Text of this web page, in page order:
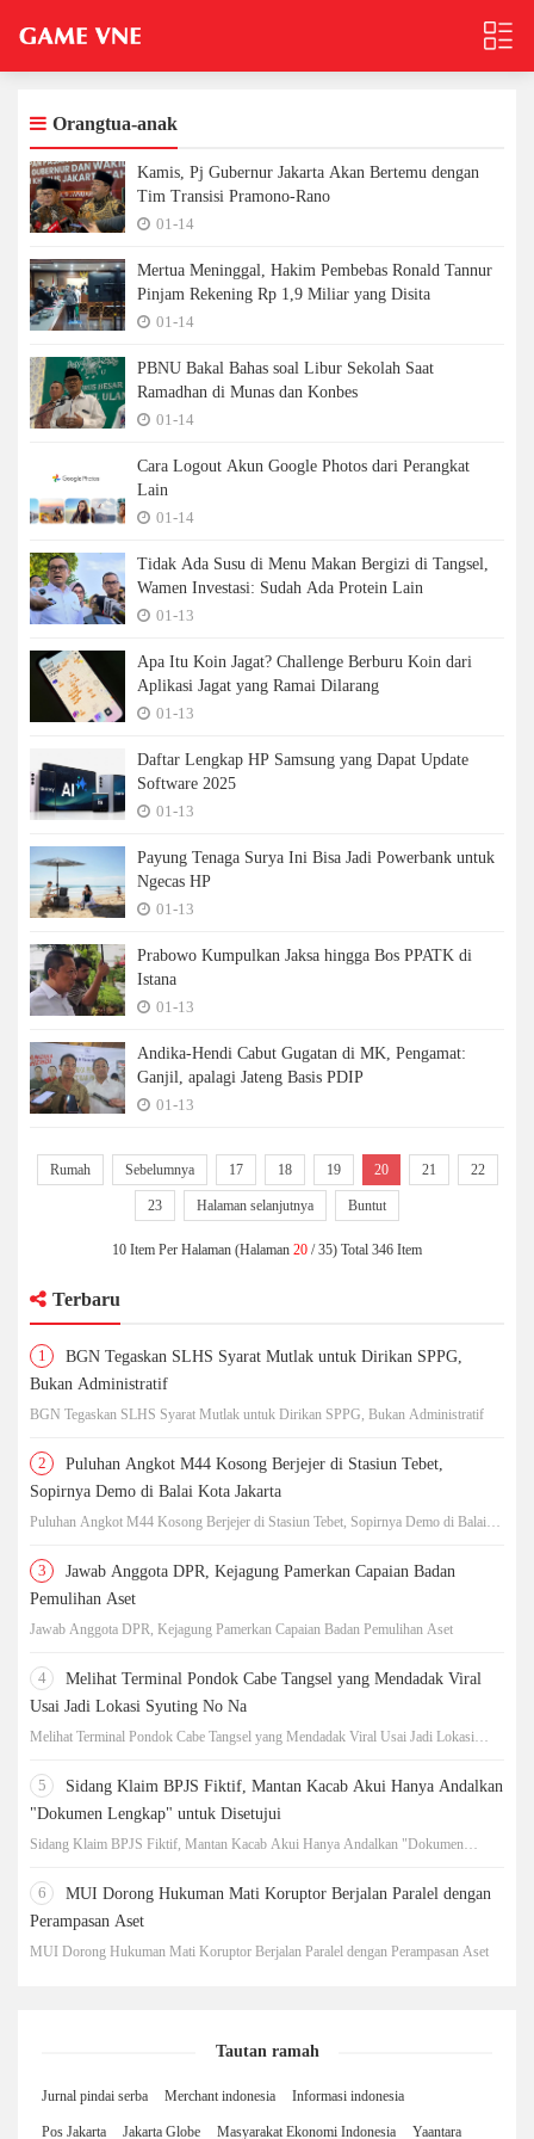
Orangtua-anak
Kamis, Pj Gubernur Jakarta Akan Bertemu dengan
Tim Transisi Pramono-Rano
01-14
Mertua Meninggal, Hakim Pembebas Ronald Tannur
Pinjam Rekening Rp 1,9 Miliar yang Disita
01-14
PBNU Bakal Bahas soal Libur Sekolah Saat
Ramadhan di Munas dan Konbes
01-14
Cara Logout Akun Google Photos dari Perangkat
Lain
01-14
Tidak Ada Susu di Menu Makan Bergizi di Tangsel,
Wamen Investasi: Sudah Ada Protein Lain
01-13
Apa Itu Koin Jagat? Challenge Berburu Koin dari
Aplikasi Jagat yang Ramai Dilarang
01-13
Daftar Lengkap HP Samsung yang Dapat Update
Software 2025
01-13
Payung Tenaga Surya Ini Bisa Jadi Powerbank untuk
Ngecas HP
01-13
Prabowo Kumpulkan Jaksa hingga Bos PPATK di
Istana
01-13
Andika-Hendi Cabut Gugatan di MK, Pengamat:
Ganjil, apalagi Jateng Basis PDIP
01-13
Rumah Sebelumnya 17 18 19 20 21 22
23 Halaman selanjutnya Buntut
10 Item Per Halaman (Halaman 20 / 35) Total 346 Item
Terbaru
1
BGN Tegaskan SLHS Syarat Mutlak untuk Dirikan SPPG,
Bukan Administratif
BGN Tegaskan SLHS Syarat Mutlak untuk Dirikan SPPG, Bukan Administratif
2
Puluhan Angkot M44 Kosong Berjejer di Stasiun Tebet,
Sopirnya Demo di Balai Kota Jakarta
Puluhan Angkot M44 Kosong Berjejer di Stasiun Tebet, Sopirnya Demo di Balai
3
Jawab Anggota DPR, Kejagung Pamerkan Capaian Badan
Pemulihan Aset
Jawab Anggota DPR, Kejagung Pamerkan Capaian Badan Pemulihan Aset
4
Melihat Terminal Pondok Cabe Tangsel yang Mendadak Viral
Usai Jadi Lokasi Syuting No Na
Melihat Terminal Pondok Cabe Tangsel yang Mendadak Viral Usai Jadi Lokasi
5
Sidang Klaim BPJS Fiktif, Mantan Kacab Akui Hanya Andalkan
"Dokumen Lengkap" untuk Disetujui
Sidang Klaim BPJS Fiktif, Mantan Kacab Akui Hanya Andalkan "Dokumen
6
MUI Dorong Hukuman Mati Koruptor Berjalan Paralel dengan
Perampasan Aset
MUI Dorong Hukuman Mati Koruptor Berjalan Paralel dengan Perampasan Aset
Tautan ramah
Jurnal pindai serba Merchant indonesia Informasi indonesia
Pos Jakarta Jakarta Globe Masyarakat Ekonomi Indonesia Yaantara